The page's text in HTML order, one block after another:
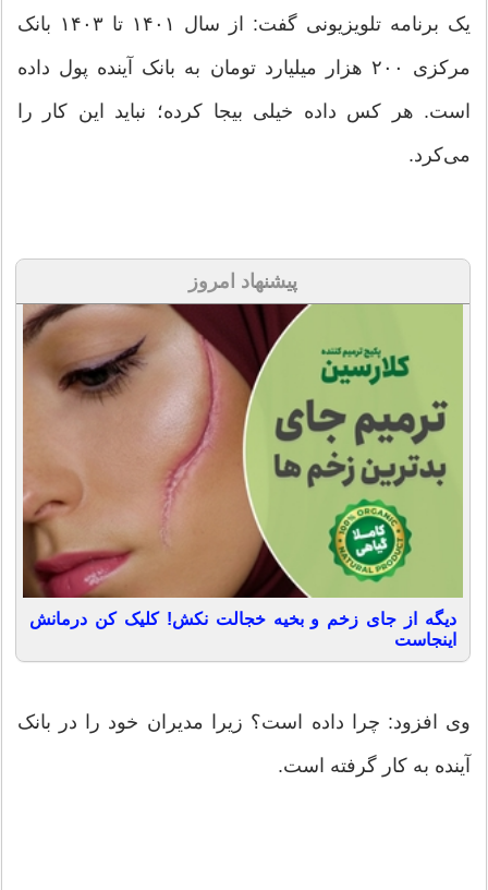
یک برنامه تلویزیونی گفت: از سال ۱۴۰۱ تا ۱۴۰۳ بانک
مرکزی ۲۰۰ هزار میلیارد تومان به بانک آینده پول داده
است. هر کس داده خیلی بیجا کرده؛ نباید این کار را
می‌کرد.
پیشنهاد امروز
دیگه از جای زخم و بخیه خجالت نکش! کلیک کن درمانش
اینجاست
وی افزود: چرا داده است؟ زیرا مدیران خود را در بانک
آینده به کار گرفته است.